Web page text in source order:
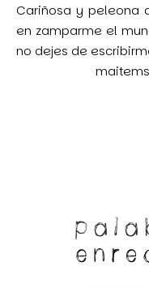
Cariñosa y peleona
en zamparme el
no dejes de